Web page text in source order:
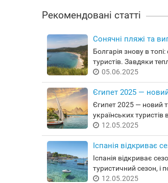
Рекомендовані статті
Cонячні пляжі та
Болгарія знову в
туристів. Завдяки
05.06.2025
Єгипет 2025 —
Єгипет 2025 — новий
українських
12.05.2025
Іспанія відкриває
Іспанія відкриває
туристичний сезон, і
12.05.2025